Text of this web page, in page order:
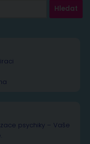
psychiky – Vaše